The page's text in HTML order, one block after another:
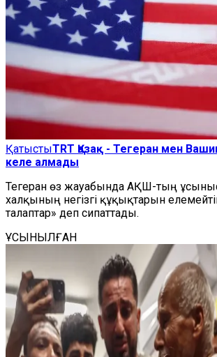
ҚатыстыTRT Қазақ - Тегеран мен
келе алмады
Тегеран өз жауабында АҚШ-тың
халқының негізгі құқықтарын
талаптар» деп сипаттады.
ҰСЫНЫЛҒАН